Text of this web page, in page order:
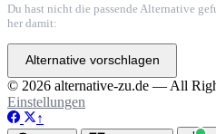
Du hast nicht die passende Alternative
her damit:
Alternative vorschlagen
© 2026 alternative-zu.de — All
Einstellungen
↑